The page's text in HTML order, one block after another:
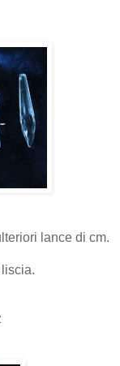
lance di cm.